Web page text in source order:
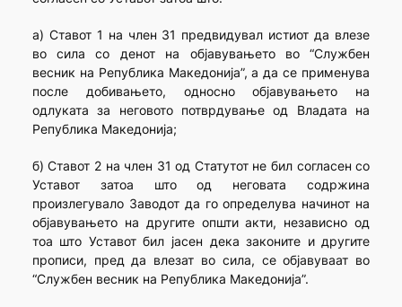
а) Ставот 1 на член 31 предвидувал истиот да влезе
во сила со денот на објавувањето во “Службен
весник на Република Македонија”, а да се применува
после добивањето, односно објавувањето на
одлуката за неговото потврдување од Владата на
Република Македонија;
б) Ставот 2 на член 31 од Статутот не бил согласен со
Уставот затоа што од неговата содржина
произлегувало Заводот да го определува начинот на
објавувањето на другите општи акти, независно од
тоа што Уставот бил јасен дека законите и другите
прописи, пред да влезат во сила, се објавуваат во
“Службен весник на Република Македонија”.